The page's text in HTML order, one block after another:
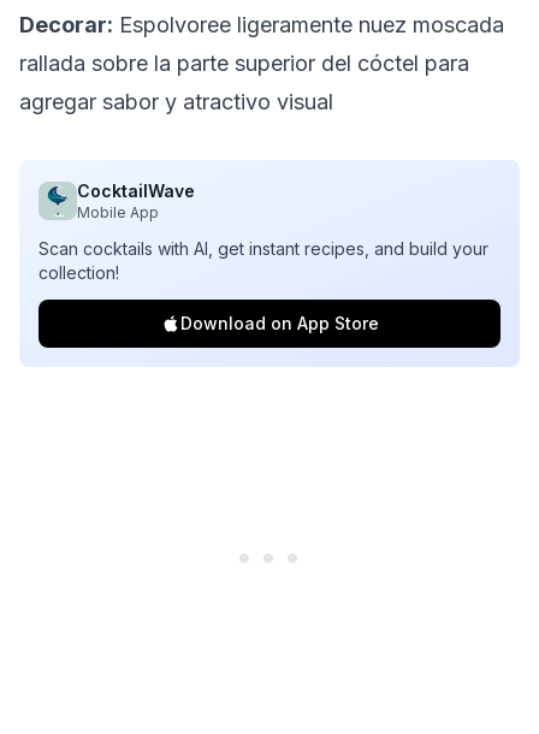
Decorar: Espolvoree ligeramente nuez moscada
rallada sobre la parte superior del cóctel para
agregar sabor y atractivo visual
CocktailWave
Mobile App
Scan cocktails with AI, get instant recipes, and build your
collection!
Download on App Store